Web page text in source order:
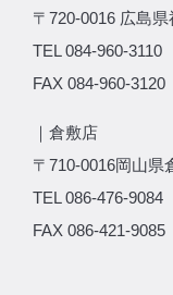
〒720-0016 広島
TEL 084-960-3110
FAX 084-960-3120
｜倉敷店
〒710-0016岡山県
TEL 086-476-9084
FAX 086-421-9085